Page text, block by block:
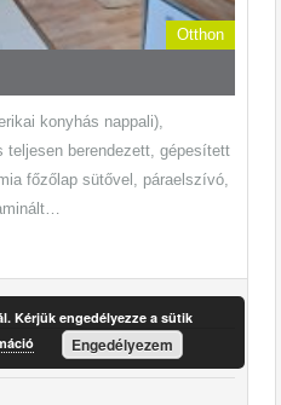
Otthon
konyhás nappali),
teljesen berendezett, gépesített
főzőlap sütővel, páraelszívó,
Kérjük engedélyezze a sütik
Engedélyezem